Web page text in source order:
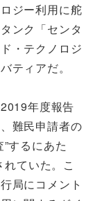
ジー利用に舵
ンク「センタ
・テクノロジ
ティアだ。
年度報告
難民申請者の
するにあた
ていた。こ
局にコメント